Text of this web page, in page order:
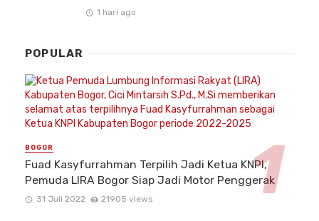
1 hari ago
POPULAR
BOGOR
Fuad Kasyfurrahman Terpilih Jadi Ketua KNPI,
Pemuda LIRA Bogor Siap Jadi Motor Penggerak
31 Juli 2022 21905 views